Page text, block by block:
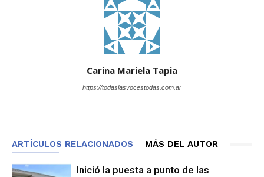
Carina Mariela Tapia
https://todaslasvocestodas.com.ar
ARTÍCULOS RELACIONADOS MÁS DEL AUTOR
Inició la puesta a punto de las